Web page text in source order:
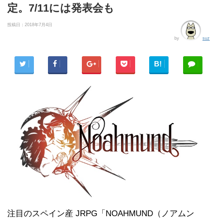
定。7/11には発表会も
投稿日： 2018年7月4日
by suz
B!
注目のスペイン産 JRPG「NOAHMUND（ノアムン